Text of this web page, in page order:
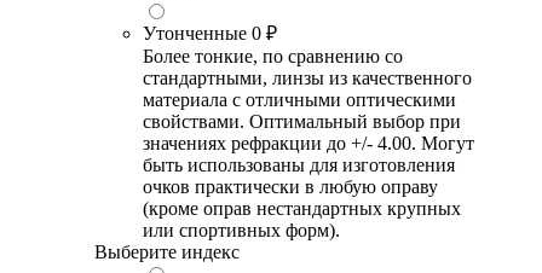
Утонченные 0 ₽
Более тонкие, по сравнению со
стандартными, линзы из качественного
материала с отличными оптическими
свойствами. Оптимальный выбор при
значениях рефракции до +/- 4.00. Могут
быть использованы для изготовления
очков практически в любую оправу
(кроме оправ нестандартных крупных
или спортивных форм).
Выберите индекс